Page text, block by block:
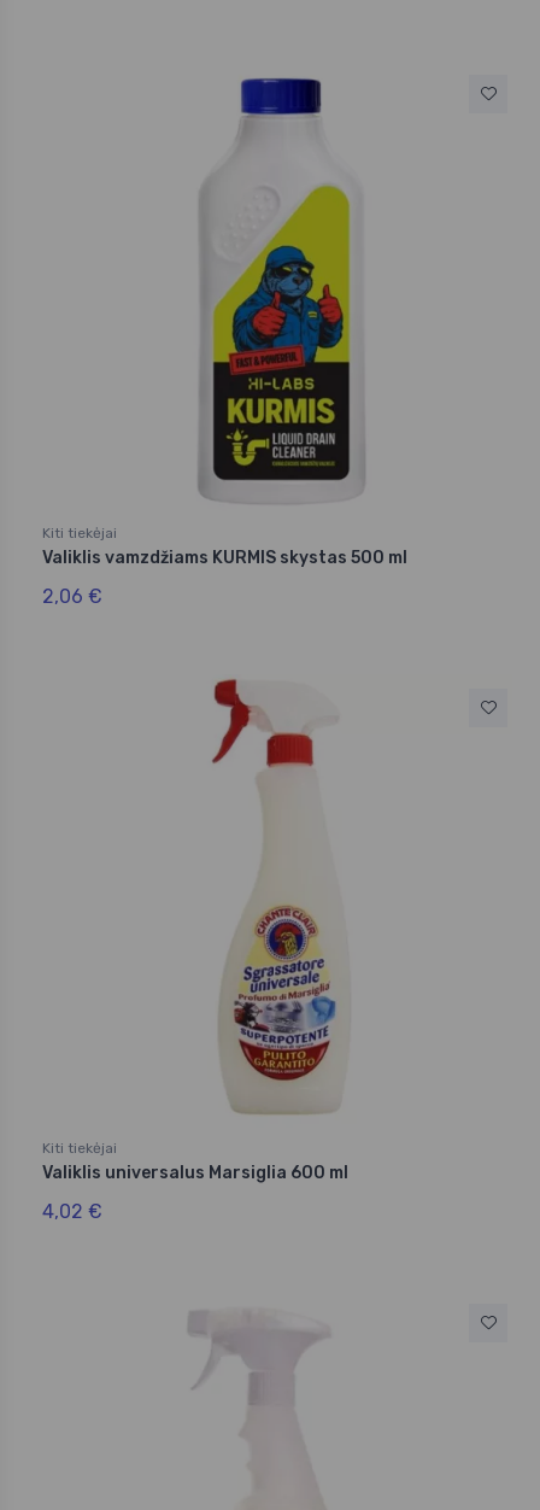
Kiti tiekėjai
Valiklis vamzdžiams KURMIS skystas 500 ml
2,06 €
Kiti tiekėjai
Valiklis universalus Marsiglia 600 ml
4,02 €